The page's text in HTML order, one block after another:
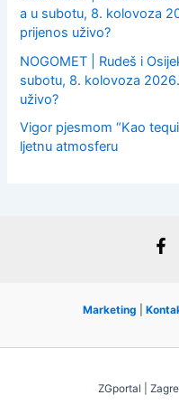
a u subotu, 8. kolovoza
prijenos uživo?
NOGOMET | Rudeš i
subotu, 8. kolovoza
uživo?
Vigor pjesmom “Kao
ljetnu atmosferu
Marketing
ZGportal |